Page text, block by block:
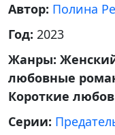
Автор: Полина
Год: 2023
Жанры:
любовные
Короткие
Серии: